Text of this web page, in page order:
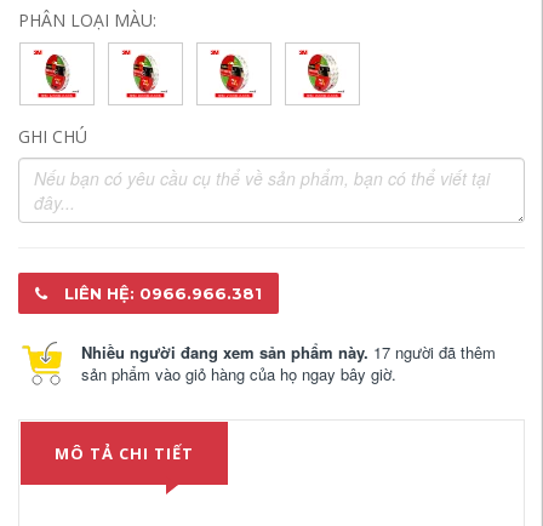
PHÂN LOẠI MÀU:
GHI CHÚ
LIÊN HỆ: 0966.966.381
Nhiều người đang xem sản phẩm này. 17 người đã thêm
sản phẩm vào giỏ hàng của họ ngay bây giờ.
MÔ TẢ CHI TIẾT